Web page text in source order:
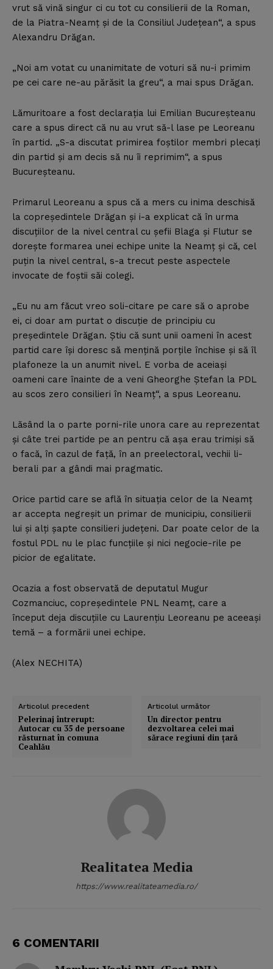
vrut să vină singur ci cu tot cu consilierii de la Roman,
de la Piatra-Neamţ şi de la Consiliul Judeţean“, a spus
Alexandru Drăgan.
„Noi am votat cu unanimitate de voturi să nu-i primim
pe cei care ne-au părăsit la greu“, a mai spus Drăgan.
Lămuritoare a fost declaraţia lui Emilian Bucureşteanu
care a spus direct că nu au vrut să-l lase pe Leoreanu
în partid. „S-a discutat primirea foştilor membri plecaţi
din partid şi am decis să nu îi reprimim“, a spus
Bucureşteanu.
Primarul Leoreanu a spus că a mers cu inima deschisă
la copreşedintele Drăgan şi i-a explicat că în urma
discuţiilor de la nivel central cu şefii Blaga şi Flutur se
doreşte formarea unei echipe unite la Neamţ şi că, cel
puţin la nivel central, s-a trecut peste aspectele
invocate de foştii săi colegi.
„Eu nu am făcut vreo soli-citare pe care să o aprobe
ei, ci doar am purtat o discuţie de principiu cu
preşedintele Drăgan. Ştiu că sunt unii oameni în acest
partid care îşi doresc să menţină porţile închise şi să îl
plafoneze la un anumit nivel. E vorba de aceiaşi
oameni care înainte de a veni Gheorghe Ştefan la PDL
au scos zero consilieri în Neamţ“, a spus Leoreanu.
Lăsând la o parte porni-rile unora care au reprezentat
şi câte trei partide pe an pentru că aşa erau trimişi să
o facă, în cazul de faţă, în an preelectoral, vechii li-
berali par a gândi mai pragmatic.
Orice partid care se află în situaţia celor de la Neamţ
ar accepta negreşit un primar de municipiu, consilierii
lui şi alţi şapte consilieri judeţeni. Dar poate celor de la
fostul PDL nu le plac funcţiile şi nici negocie-rile pe
picior de egalitate.
Ocazia a fost observată de deputatul Mugur
Cozmanciuc, copreşedintele PNL Neamţ, care a
început deja discuţiile cu Laurenţiu Leoreanu pe aceeaşi
temă – a formării unei echipe.
(Alex NECHITA)
Articolul precedent
Pelerinaj întrerupt:
Autocar cu 35 de persoane
răsturnat în comuna
Ceahlău
Articolul următor
Un director pentru
dezvoltarea celei mai
sărace regiuni din ţară
Realitatea Media
https://www.realitateamedia.ro/
6 COMENTARII